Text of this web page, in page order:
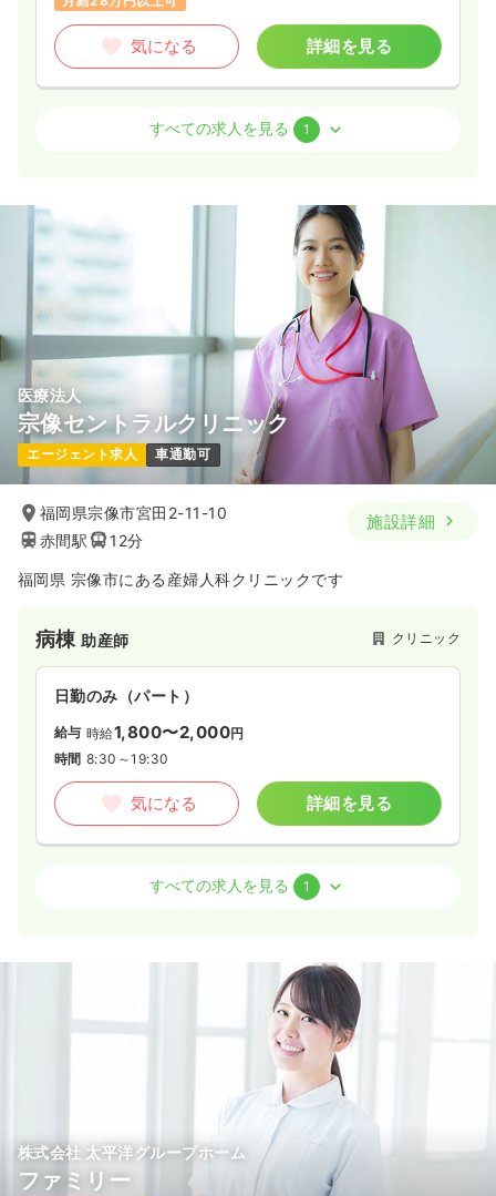
気になる 詳細を見る
正看護師 / 管理職
※一例
時間 9:00～18:00
土日休み
気になる 詳細を見る
すべての求人を見る 1
医療法人
宗像セントラルクリニック
エージェント求人 車通勤可
福岡県宗像市宮田2-11-10
赤間駅
12分
施設詳細
福岡県 宗像市にある産婦人科クリニックです
病棟 助産師 クリニック
日勤のみ（パート）
給与 時給1,800〜2,000円
時間 8:30～19:30
気になる 詳細を見る
正・准看護師
詳細を見る
すべての求人を見る 1
株式会社 太平洋グループホーム
ファミリー